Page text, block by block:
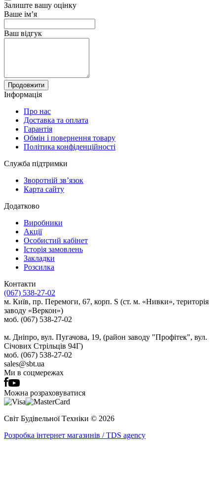
Залиште вашу оцінку
Ваше ім’я
Ваш відгук
Продовжити
Інформація
Про нас
Доставка та оплата
Гарантія
Обмін і повернення товару
Політика конфіденційності
Служба підтримки
Зворотній зв’язок
Карта сайту
Додатково
Виробники
Акції
Особистий кабінет
Історія замовлень
Закладки
Розсилка
Контакти
(067) 538-27-02
м. Київ, пр. Перемоги, 67, корп. S (ст. м. «Нивки», територія
заводу «Веркон»)
моб. (067) 538-27-02
м. Дніпро, вул. Пугачова, 19, (район заводу "Профітек", вул.
Січових Стрільців 94Г)
моб. (067) 538-27-02
sales@sbt.ua
Ми в соцмережах
Можна розраховуватися
Світ Будівельної Tехніки © 2026
Розробка інтернет магазинів / TDS agency